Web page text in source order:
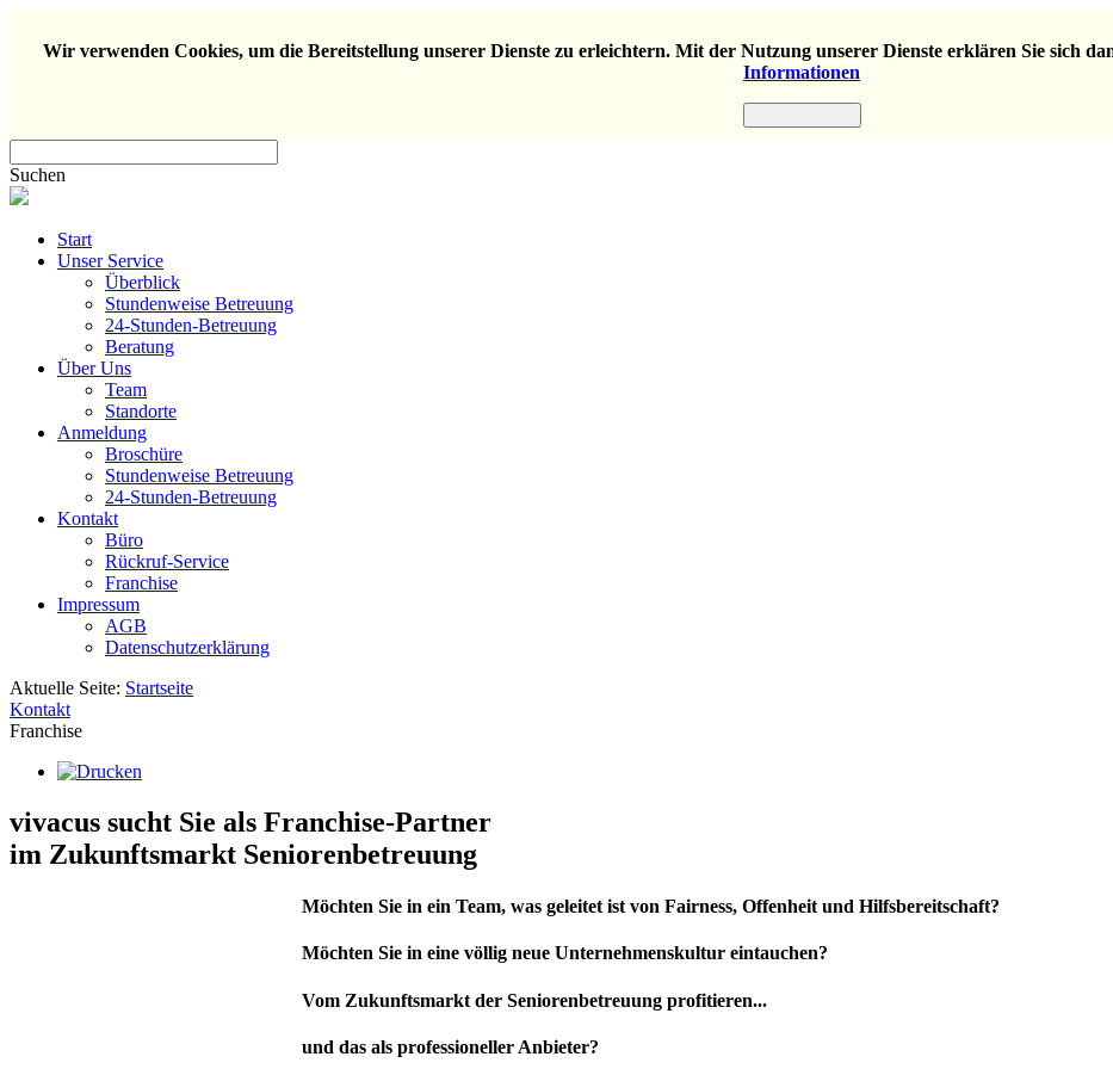
Wir verwenden Cookies, um die Bereitstellung unserer Dienste zu erleichtern. Mit der Nutzung unserer Dienste erklären Sie sich
Informationen
Suchen
Start
Unser Service
Überblick
Stundenweise Betreuung
24-Stunden-Betreuung
Beratung
Über Uns
Team
Standorte
Anmeldung
Broschüre
Stundenweise Betreuung
24-Stunden-Betreuung
Kontakt
Büro
Rückruf-Service
Franchise
Impressum
AGB
Datenschutzerklärung
Aktuelle Seite: Startseite
Kontakt
Franchise
vivacus sucht Sie als Franchise-Partner
im Zukunftsmarkt Seniorenbetreuung
Möchten Sie in ein Team, was geleitet ist von Fairness, Offenheit und Hilfsbereitschaft?
Möchten Sie in eine völlig neue Unternehmenskultur eintauchen?
Vom Zukunftsmarkt der Seniorenbetreuung profitieren...
und das als professioneller Anbieter?